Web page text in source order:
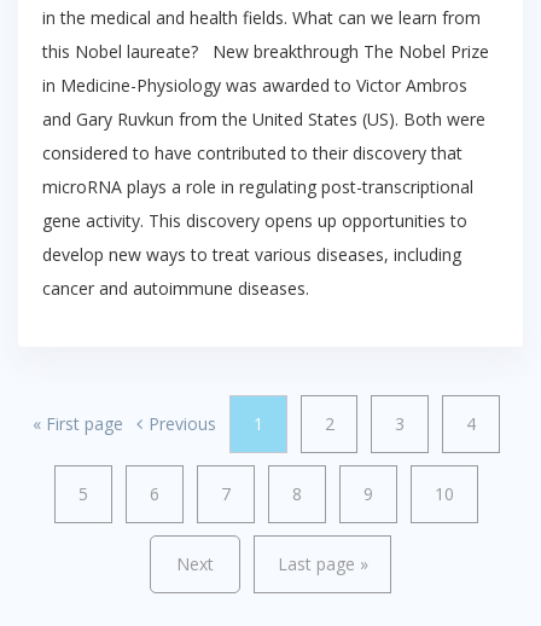
in the medical and health fields. What can we learn from
this Nobel laureate? New breakthrough The Nobel Prize
in Medicine-Physiology was awarded to Victor Ambros
and Gary Ruvkun from the United States (US). Both were
considered to have contributed to their discovery that
microRNA plays a role in regulating post-transcriptional
gene activity. This discovery opens up opportunities to
develop new ways to treat various diseases, including
cancer and autoimmune diseases.
«First page Previous 1 2 3 4
5 6 7 8 9 10
Next Last page »